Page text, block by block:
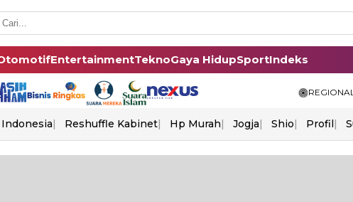
EntertainmentTeknoGaya HidupSportIndeks
Reshuffle Kabinet Hp Murah Jogja Shio Profil